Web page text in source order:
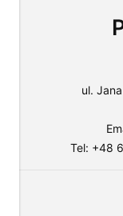
ul.
Tel: +48